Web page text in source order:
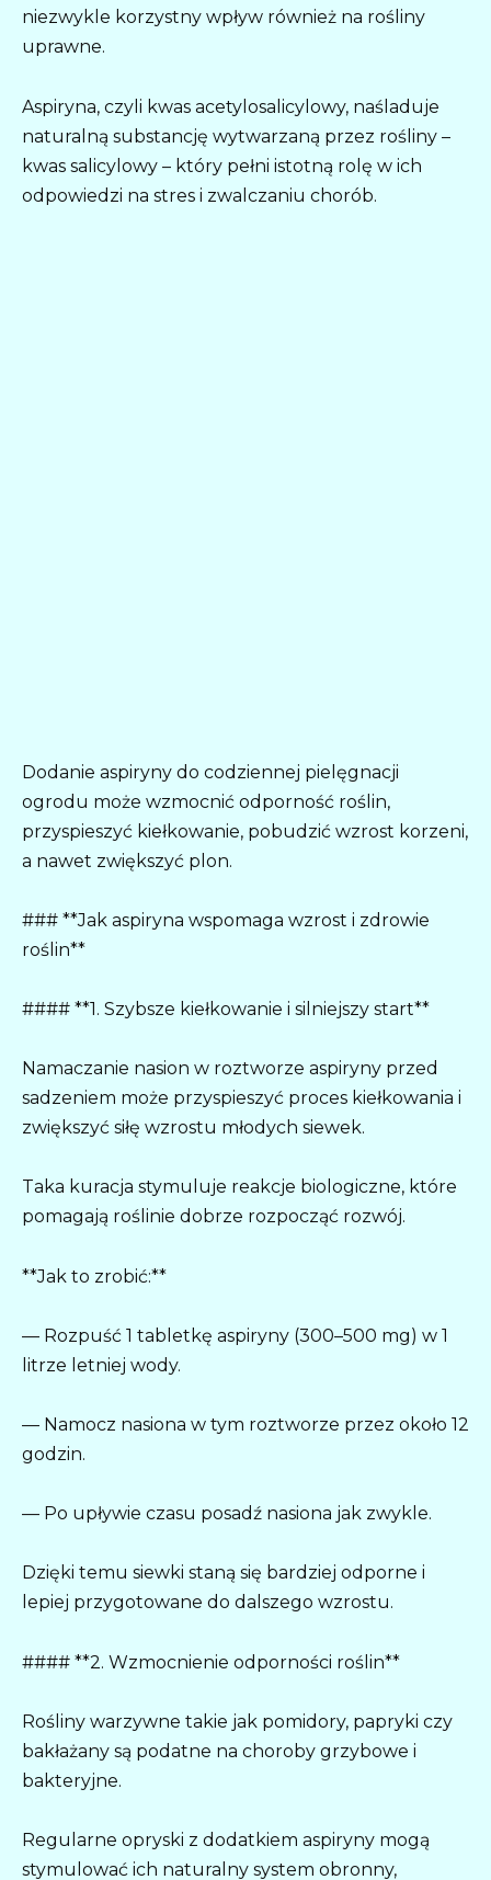
niezwykle korzystny wpływ również na rośliny
uprawne.
Aspiryna, czyli kwas acetylosalicylowy, naśladuje
naturalną substancję wytwarzaną przez rośliny –
kwas salicylowy – który pełni istotną rolę w ich
odpowiedzi na stres i zwalczaniu chorób.
Dodanie aspiryny do codziennej pielęgnacji
ogrodu może wzmocnić odporność roślin,
przyspieszyć kiełkowanie, pobudzić wzrost korzeni,
a nawet zwiększyć plon.
### **Jak aspiryna wspomaga wzrost i zdrowie
roślin**
#### **1. Szybsze kiełkowanie i silniejszy start**
Namaczanie nasion w roztworze aspiryny przed
sadzeniem może przyspieszyć proces kiełkowania i
zwiększyć siłę wzrostu młodych siewek.
Taka kuracja stymuluje reakcje biologiczne, które
pomagają roślinie dobrze rozpocząć rozwój.
**Jak to zrobić:**
— Rozpuść 1 tabletkę aspiryny (300–500 mg) w 1
litrze letniej wody.
— Namocz nasiona w tym roztworze przez około 12
godzin.
— Po upływie czasu posadź nasiona jak zwykle.
Dzięki temu siewki staną się bardziej odporne i
lepiej przygotowane do dalszego wzrostu.
#### **2. Wzmocnienie odporności roślin**
Rośliny warzywne takie jak pomidory, papryki czy
bakłażany są podatne na choroby grzybowe i
bakteryjne.
Regularne opryski z dodatkiem aspiryny mogą
stymulować ich naturalny system obronny,